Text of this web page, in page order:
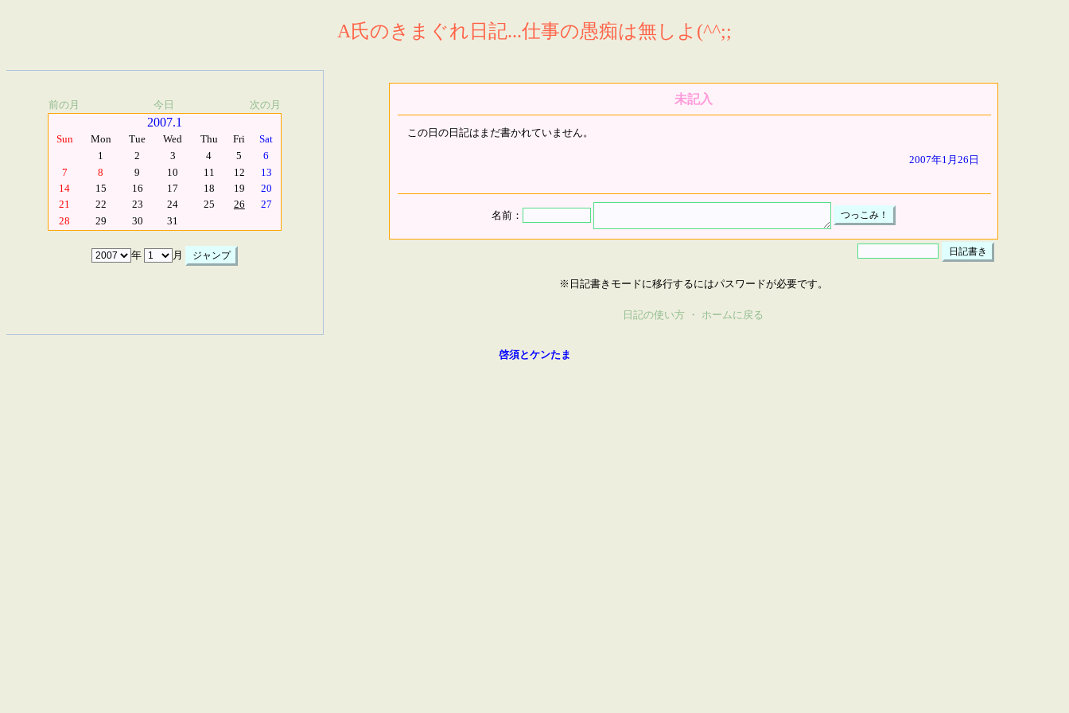
A氏のきまぐれ日記...仕事の愚痴は無しよ(^^;;
前の月 今日 次の月
2007.1
Sun Mon Tue Wed Thu Fri
Sat
1
2 3 4 5
6
7
8 9 10 11 12
13
14
15 16 17 18 19
20
21
22 23 24 25 26
27
28
29 30 31
年 月
未記入
この日の日記はまだ書かれていません。
2007年1月26日
名前：
※日記書きモードに移行するにはパスワードが必要です。
日記の使い方 ・ ホームに戻る
啓須とケンたま